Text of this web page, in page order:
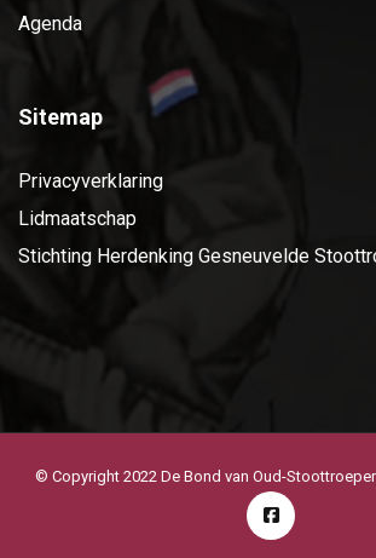
Agenda
Sitemap
Privacyverklaring
Lidmaatschap
Stichting Herdenking Gesneuvelde
© Copyright 2022 De Bond van Oud-